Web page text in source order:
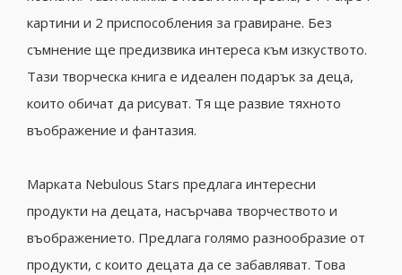
картини и 2 приспособления за гравиране. Без
съмнение ще предизвика интереса към изкуството.
Тази творческа книга е идеален подарък за деца,
които обичат да рисуват. Тя ще развие тяхното
въображение и фантазия.
Марката Nebulous Stars предлага интересни
продукти на децата, насърчава творчеството и
въображението. Предлага голямо разнообразие от
продукти, с които децата да се забавляват. Това